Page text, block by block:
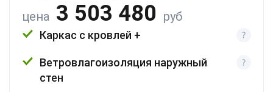
цена 3 503 480 руб
Каркас с кровлей +
Ветровлагоизоляция наружный
стен